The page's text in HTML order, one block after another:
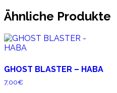
Ähnliche Produkte
GHOST BLASTER – HABA
7,00€